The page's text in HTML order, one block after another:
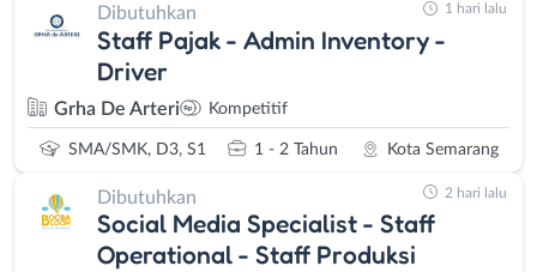
Dibutuhkan
Staff Pajak - Admin Inventory -
Driver
Grha De Arteri Kompetitif
SMA/SMK, D3, S1 1 - 2 Tahun Kota Semarang
1 hari lalu
Dibutuhkan
Social Media Specialist - Staff
Operational - Staff Produksi
2 hari lalu